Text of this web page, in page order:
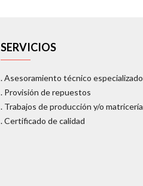
SERVICIOS
. Asesoramiento técnico especializado
. Provisión de repuestos
. Trabajos de producción y/o matricería
. Certificado de calidad